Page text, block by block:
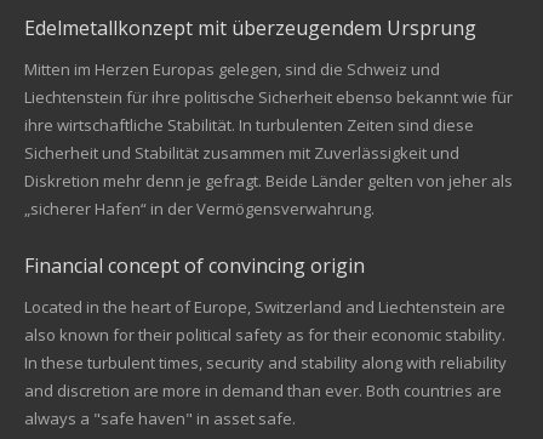
Edelmetallkonzept mit überzeugendem Ursprung
Mitten im Herzen Europas gelegen, sind die Schweiz und
Liechtenstein für ihre politische Sicherheit ebenso bekannt wie für
ihre wirtschaftliche Stabilität. In turbulenten Zeiten sind diese
Sicherheit und Stabilität zusammen mit Zuverlässigkeit und
Diskretion mehr denn je gefragt. Beide Länder gelten von jeher als
„sicherer Hafen“ in der Vermögensverwahrung.
Financial concept of convincing origin
Located in the heart of Europe, Switzerland and Liechtenstein are
also known for their political safety as for their economic stability.
In these turbulent times, security and stability along with reliability
and discretion are more in demand than ever. Both countries are
always a "safe haven" in asset safe.
Kundenbewertungen und Erfahrungen zu
EM Global Service AG